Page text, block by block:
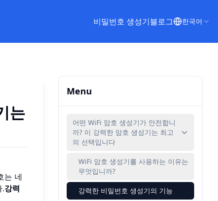
비밀번호 생성기블로그 한국어
는
는 네
.강력
Menu
어떤 WiFi 암호 생성기가 안전합니
까? 이 강력한 암호 생성기는 최고
의 선택입니다
WiFi 암호 생성기를 사용하는 이유는
무엇입니까?
강력한 비밀번호 생성기의 기능